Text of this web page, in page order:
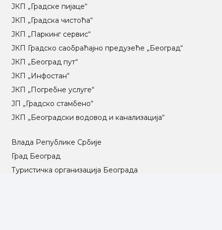
ЈКП „Градске пијаце“
ЈКП „Градска чистоћа“
ЈКП „Паркинг сервис“
ЈКП Градско саобраћајно предузеће „Београд“
ЈКП „Београд пут“
ЈКП „Инфостан“
ЈКП „Погребне услуге“
ЈП „Градско стамбено“
ЈКП „Београдски водовод и канализација“
Влада Републике Србије
Град Београд
Туристичка организација Београда